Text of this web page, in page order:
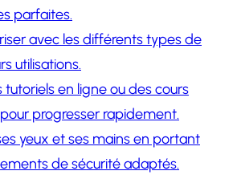
parfaites.
avec les différents types de
utilisations.
tutoriels en ligne ou des cours
progresser rapidement.
yeux et ses mains en portant
de sécurité adaptés.